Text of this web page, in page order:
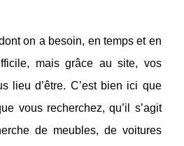
on a besoin, en temps et en
mais grâce au site, vos
lieu d’être. C’est bien ici que
vous recherchez, qu’il s’agit
de meubles, de voitures